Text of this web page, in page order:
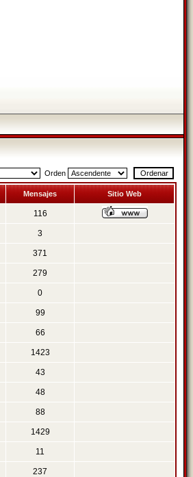
Orden
Mensajes Sitio Web
116
3
371
279
0
99
66
1423
43
48
88
1429
11
237